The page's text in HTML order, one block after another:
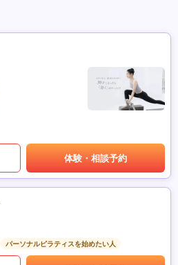
体験・相談予約
パーソナルピラティスを始めたい人